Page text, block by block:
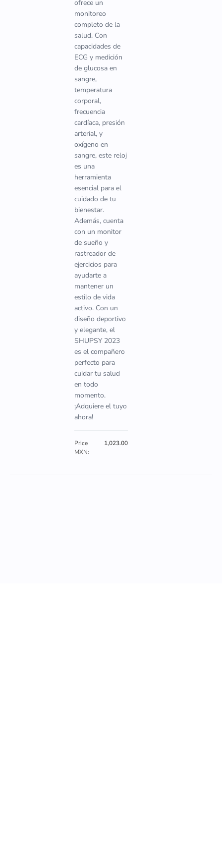
ofrece un
monitoreo
completo de la
salud. Con
capacidades de
ECG y medición
de glucosa en
sangre,
temperatura
corporal,
frecuencia
cardíaca, presión
arterial, y
oxígeno en
sangre, este reloj
es una
herramienta
esencial para el
cuidado de tu
bienestar.
Además, cuenta
con un monitor
de sueño y
rastreador de
ejercicios para
ayudarte a
mantener un
estilo de vida
activo. Con un
diseño deportivo
y elegante, el
SHUPSY 2023
es el compañero
perfecto para
cuidar tu salud
en todo
momento.
¡Adquiere el tuyo
ahora!
Price
MXN:
1,023.00